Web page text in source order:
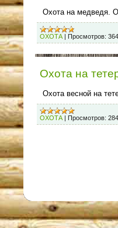
Охота на медведя.
ОХОТА | Просмотров:
Охота на
Охота весной на
ОХОТА | Просмотров: